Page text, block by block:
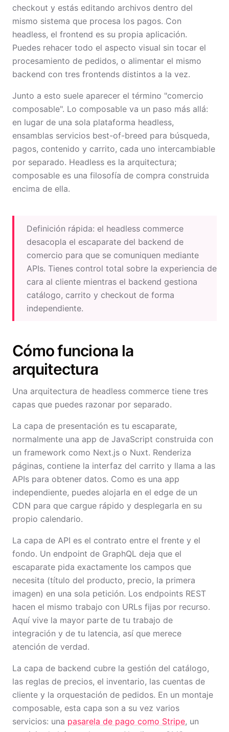
checkout y estás editando archivos dentro del
mismo sistema que procesa los pagos. Con
headless, el frontend es su propia aplicación.
Puedes rehacer todo el aspecto visual sin tocar el
procesamiento de pedidos, o alimentar el mismo
backend con tres frontends distintos a la vez.
Junto a esto suele aparecer el término "comercio
composable". Lo composable va un paso más allá:
en lugar de una sola plataforma headless,
ensamblas servicios best-of-breed para búsqueda,
pagos, contenido y carrito, cada uno intercambiable
por separado. Headless es la arquitectura;
composable es una filosofía de compra construida
encima de ella.
Definición rápida: el headless commerce
desacopla el escaparate del backend de
comercio para que se comuniquen mediante
APIs. Tienes control total sobre la experiencia de
cara al cliente mientras el backend gestiona
catálogo, carrito y checkout de forma
independiente.
Cómo funciona la
arquitectura
Una arquitectura de headless commerce tiene tres
capas que puedes razonar por separado.
La capa de presentación es tu escaparate,
normalmente una app de JavaScript construida con
un framework como Next.js o Nuxt. Renderiza
páginas, contiene la interfaz del carrito y llama a las
APIs para obtener datos. Como es una app
independiente, puedes alojarla en el edge de un
CDN para que cargue rápido y desplegarla en su
propio calendario.
La capa de API es el contrato entre el frente y el
fondo. Un endpoint de GraphQL deja que el
escaparate pida exactamente los campos que
necesita (título del producto, precio, la primera
imagen) en una sola petición. Los endpoints REST
hacen el mismo trabajo con URLs fijas por recurso.
Aquí vive la mayor parte de tu trabajo de
integración y de tu latencia, así que merece
atención de verdad.
La capa de backend cubre la gestión del catálogo,
las reglas de precios, el inventario, las cuentas de
cliente y la orquestación de pedidos. En un montaje
composable, esta capa son a su vez varios
servicios: una pasarela de pago como Stripe, un